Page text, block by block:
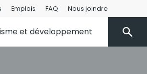
Emplois FAQ Nous joindre
et développement